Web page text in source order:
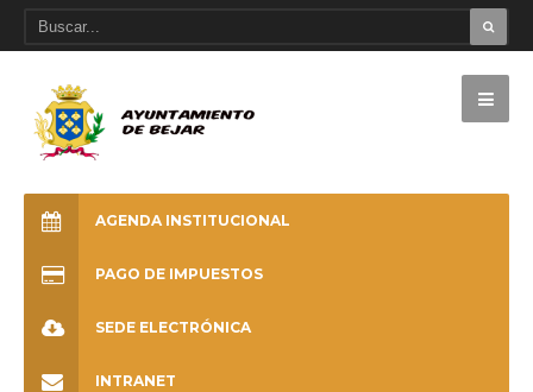
AGENDA INSTITUCIONAL
PAGO DE IMPUESTOS
SEDE ELECTRÓNICA
INTRANET